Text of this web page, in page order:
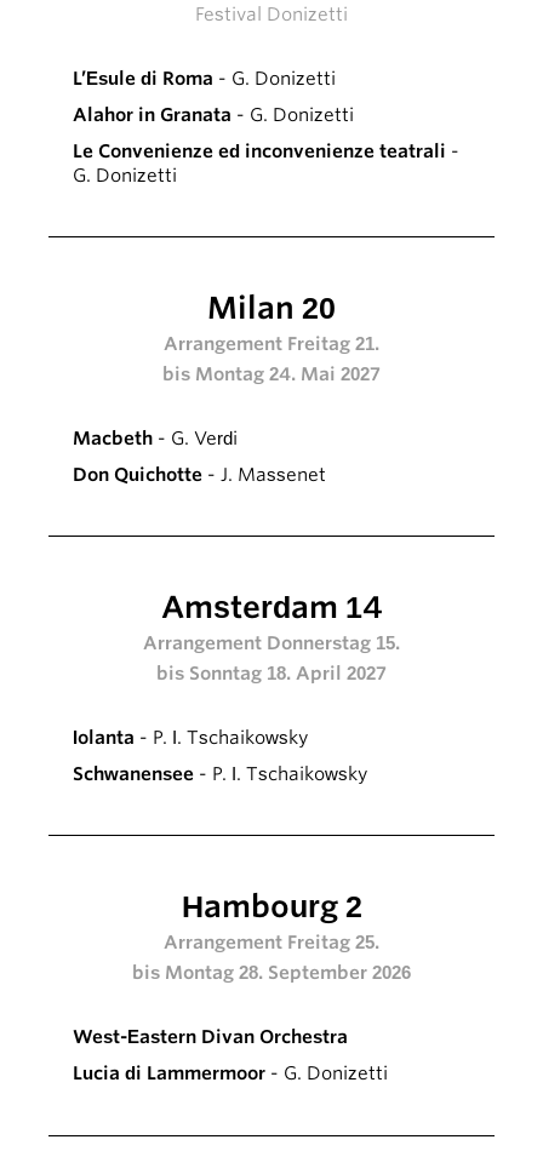
Festival Donizetti
L’Esule di Roma - G. Donizetti
Alahor in Granata - G. Donizetti
Le Convenienze ed inconvenienze teatrali -
G. Donizetti
Milan 20
Arrangement Freitag 21.
bis Montag 24. Mai 2027
Macbeth - G. Verdi
Don Quichotte - J. Massenet
Amsterdam 14
Arrangement Donnerstag 15.
bis Sonntag 18. April 2027
Iolanta - P. I. Tschaikowsky
Schwanensee - P. I. Tschaikowsky
Hambourg 2
Arrangement Freitag 25.
bis Montag 28. September 2026
West-Eastern Divan Orchestra
Lucia di Lammermoor - G. Donizetti